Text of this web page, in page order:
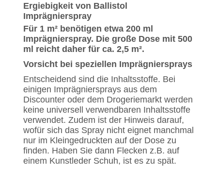
Ergiebigkeit von Ballistol
Imprägnierspray
Für 1 m² benötigen etwa 200 ml
Imprägnierspray. Die große Dose mit 500
ml reicht daher für ca. 2,5 m².
Vorsicht bei speziellen Imprägniersprays
Entscheidend sind die Inhaltsstoffe. Bei
einigen Imprägniersprays aus dem
Discounter oder dem Drogeriemarkt werden
keine universell verwendbaren Inhaltsstoffe
verwendet. Zudem ist der Hinweis darauf,
wofür sich das Spray nicht eignet manchmal
nur im Kleingedruckten auf der Dose zu
finden. Haben Sie dann Flecken z.B. auf
einem Kunstleder Schuh, ist es zu spät.